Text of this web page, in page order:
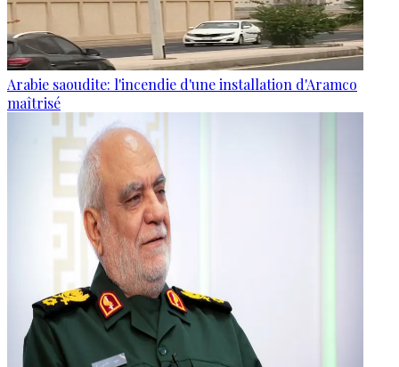
Arabie saoudite: l'incendie d'une installation d'Aramco
maîtrisé